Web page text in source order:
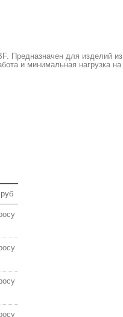
Предназначен для изделий из
и минимальная нагрузка на